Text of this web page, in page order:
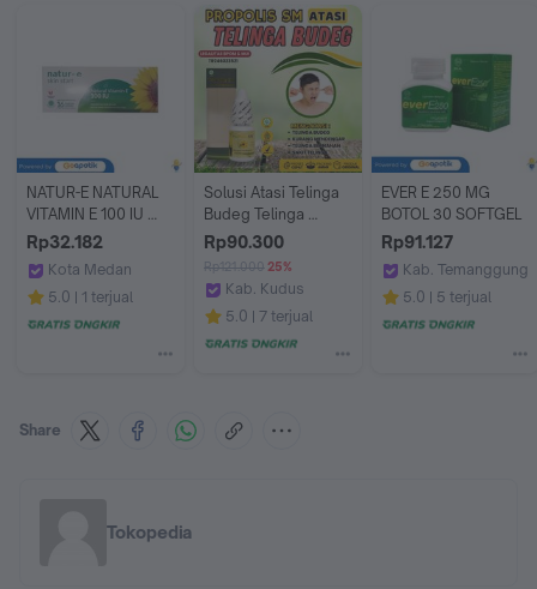
NATUR-E NATURAL
VITAMIN E 100 IU
BOX 16 KAPSUL
Rp32.182
Kota Medan
Apotek Gratia Farma 3 by GoApotik
5.0 1 terjual
Solusi Atasi Telinga
Budeg Telinga
Bernanah Susah
Mendengar Telinga
Telinga Bengkak
Dengan Propolis Sm
Herbal Tetes Telinga
Rp90.300
Rp121.000 25%
Kab. Kudus
Alami Herbal Store
5.0 7 terjual
EVER E 250 MG
BOTOL 30 SOFTGEL
Rp91.127
Kab. Temanggung
Apotek Asli
5.0 5 terjual
Share
Tokopedia